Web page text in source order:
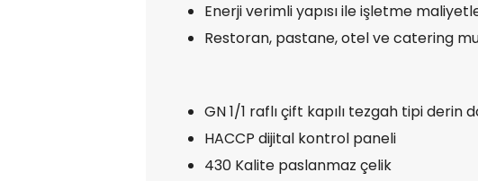
Enerji verimli yapısı ile işletme
Restoran, pastane, otel ve catering
GN 1/1 raflı çift kapılı tezgah tipi derin
HACCP dijital kontrol paneli
430 Kalite paslanmaz çelik